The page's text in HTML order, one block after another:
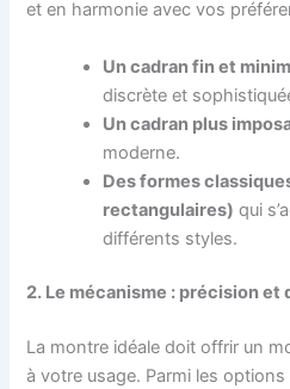
et en harmonie avec vos
Un cadran fin et
discrète et
Un cadran plus
moderne.
Des formes
rectangulaires) qui
différents styles.
2. Le mécanisme : précision et
La montre idéale doit offrir un
à votre usage. Parmi les